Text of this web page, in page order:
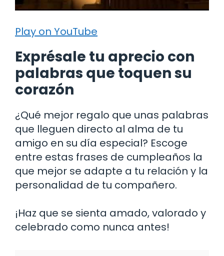
Play on YouTube
Exprésale tu aprecio con
palabras que toquen su
corazón
¿Qué mejor regalo que unas palabras
que lleguen directo al alma de tu
amigo en su día especial? Escoge
entre estas frases de cumpleaños la
que mejor se adapte a tu relación y la
personalidad de tu compañero.
¡Haz que se sienta amado, valorado y
celebrado como nunca antes!